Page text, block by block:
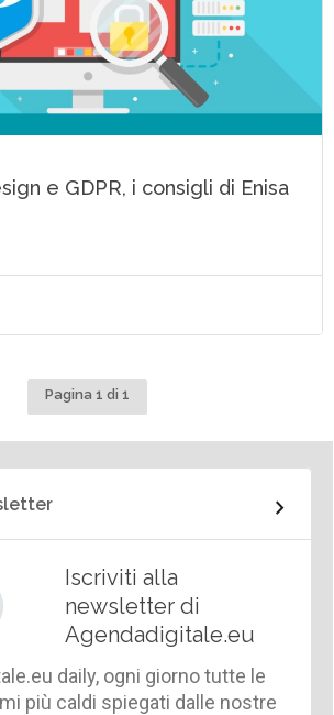
e GDPR, i consigli di Enisa
Pagina 1 di 1
Iscriviti alla
newsletter di
Agendadigitale.eu
daily, ogni giorno tutte le
più caldi spiegati dalle nostre